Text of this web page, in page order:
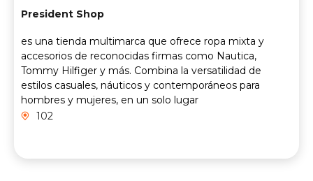
President Shop
es una tienda multimarca que ofrece ropa mixta y
accesorios de reconocidas firmas como Nautica,
Tommy Hilfiger y más. Combina la versatilidad de
estilos casuales, náuticos y contemporáneos para
hombres y mujeres, en un solo lugar
102